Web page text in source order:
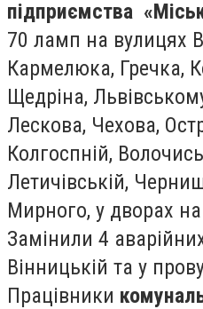
підприємства
70 ламп на вулицях
Кармелюка, Гречка,
Щедріна,
Лескова, Чехова,
Колгоспній,
Летичівській,
Мирного, у дворах на
Замінили 4
Вінницькій та у
Працівники